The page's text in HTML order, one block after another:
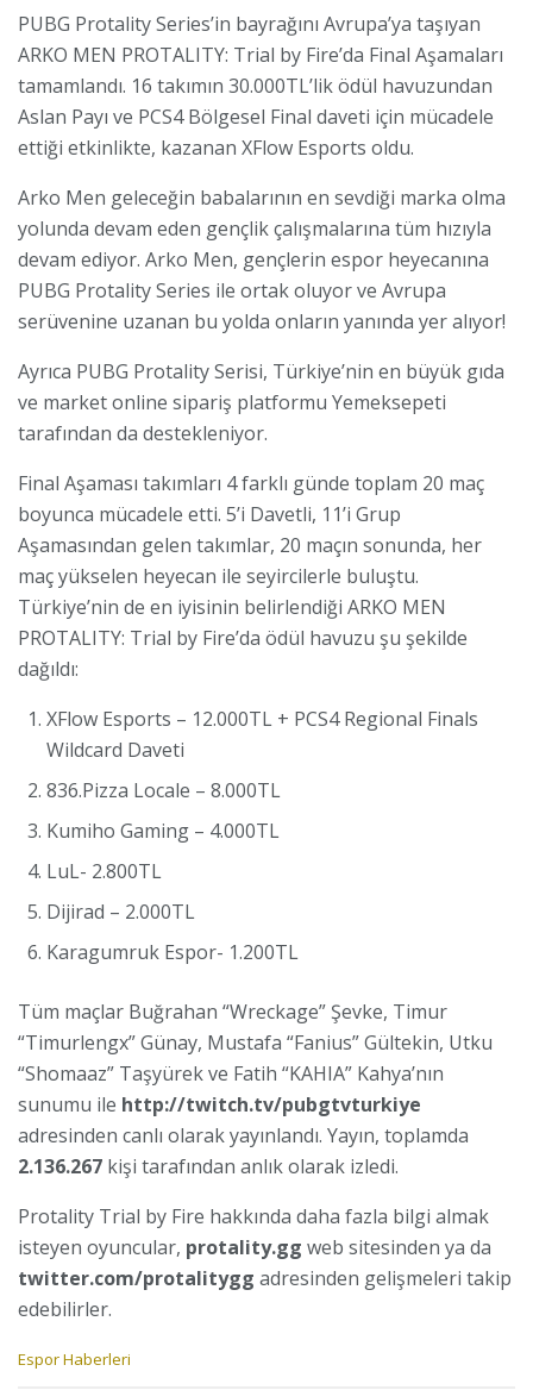
PUBG Protality Series’in bayrağını Avrupa’ya taşıyan
ARKO MEN PROTALITY: Trial by Fire’da Final Aşamaları
tamamlandı. 16 takımın 30.000TL’lik ödül havuzundan
Aslan Payı ve PCS4 Bölgesel Final daveti için mücadele
ettiği etkinlikte, kazanan XFlow Esports oldu.
Arko Men geleceğin babalarının en sevdiği marka olma
yolunda devam eden gençlik çalışmalarına tüm hızıyla
devam ediyor. Arko Men, gençlerin espor heyecanına
PUBG Protality Series ile ortak oluyor ve Avrupa
serüvenine uzanan bu yolda onların yanında yer alıyor!
Ayrıca PUBG Protality Serisi, Türkiye’nin en büyük gıda
ve market online sipariş platformu Yemeksepeti
tarafından da destekleniyor.
Final Aşaması takımları 4 farklı günde toplam 20 maç
boyunca mücadele etti. 5’i Davetli, 11’i Grup
Aşamasından gelen takımlar, 20 maçın sonunda, her
maç yükselen heyecan ile seyircilerle buluştu.
Türkiye’nin de en iyisinin belirlendiği ARKO MEN
PROTALITY: Trial by Fire’da ödül havuzu şu şekilde
dağıldı:
XFlow Esports – 12.000TL + PCS4 Regional Finals
Wildcard Daveti
836.Pizza Locale – 8.000TL
Kumiho Gaming – 4.000TL
LuL- 2.800TL
Dijirad – 2.000TL
Karagumruk Espor- 1.200TL
Tüm maçlar Buğrahan “Wreckage” Şevke, Timur
“Timurlengx” Günay, Mustafa “Fanius” Gültekin, Utku
“Shomaaz” Taşyürek ve Fatih “KAHIA” Kahya’nın
sunumu ile http://twitch.tv/pubgtvturkiye
adresinden canlı olarak yayınlandı. Yayın, toplamda
2.136.267 kişi tarafından anlık olarak izledi.
Protality Trial by Fire hakkında daha fazla bilgi almak
isteyen oyuncular, protality.gg web sitesinden ya da
twitter.com/protalitygg adresinden gelişmeleri takip
edebilirler.
C
Espor Haberleri